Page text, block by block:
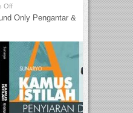
Off
Only Pengantar &